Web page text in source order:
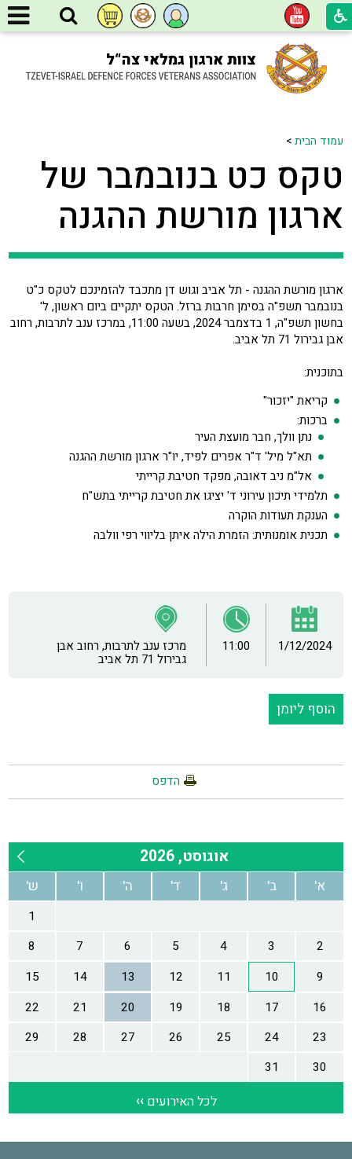
עמוד הבית>
טקס כט בנובמבר של
ארגון מורשת ההגנה
ארגון מורשת ההגנה - תל אביב וגוש דן מתכבד להזמינכם לטקס כ"ט
בנובמבר תשפ"ה בסימן חרבות ברזל. הטקס יתקיים ביום ראשון, ל'
בחשון תשפ"ה, 1 בדצמבר 2024, בשעה 11:00, במרכז ענב לתרבות, רחוב
אבן גבירול 71 תל אביב.
בתוכנית:
קריאת "יזכור"
ברכות:
נתן וולך, חבר מועצת העיר
תא"ל מיל' ד"ר אפרים לפיד, יו"ר ארגון מורשת ההגנה
אל"מ ניב דאובה, מפקד חטיבת קרייתי
תלמידי תיכון עירוני ד' יציגו את חטיבת קרייתי בתש"ח
הענקת תעודות הוקרה
תכנית אומנותית: הזמרת הילה איתן בליווי רפי וולבה
1/12/2024
11:00 מרכז ענב לתרבות, רחוב אבן
גבירול 71 תל אביב
הוסף ליומן
הדפס